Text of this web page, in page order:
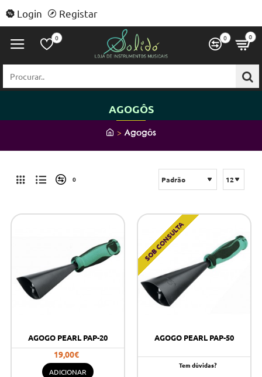
Login Registar
0 0 0
Procurar..
AGOGÔS
h
Agogôs
0
AGOGO PEARL PAP-20
19,00€
ADICIONAR
SOB CONSULTA
AGOGO PEARL PAP-50
Tem dúvidas?